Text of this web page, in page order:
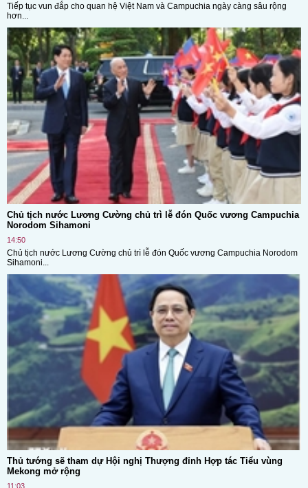
Tiếp tục vun đắp cho quan hệ Việt Nam và Campuchia ngày càng sâu rộng
hơn...
Chủ tịch nước Lương Cường chủ trì lễ đón Quốc vương Campuchia
Norodom Sihamoni
14:50
Chủ tịch nước Lương Cường chủ trì lễ đón Quốc vương Campuchia Norodom
Sihamoni...
Thủ tướng sẽ tham dự Hội nghị Thượng đỉnh Hợp tác Tiểu vùng
Mekong mở rộng
11:03